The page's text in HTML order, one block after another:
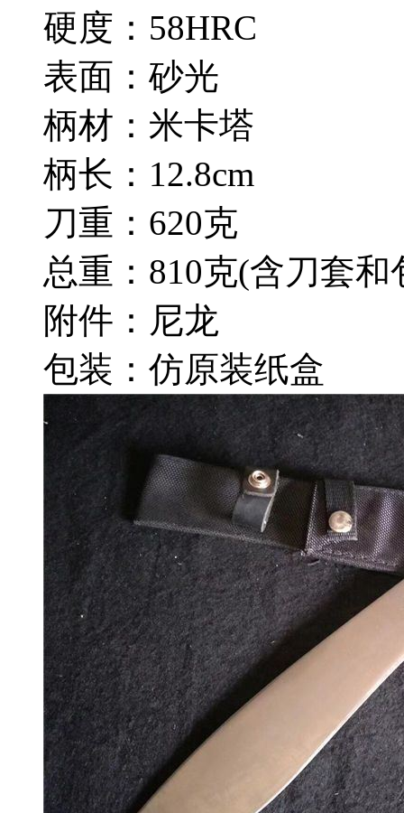
硬度：58HRC
表面：砂光
柄材：米卡塔
柄长：12.8cm
刀重：620克
总重：810克(含刀套和
附件：尼龙
包装：仿原装纸盒